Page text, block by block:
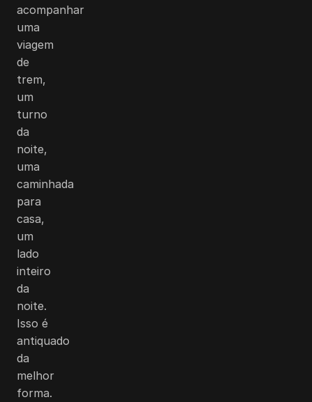
acompanhar
uma
viagem
de
trem,
um
turno
da
noite,
uma
caminhada
para
casa,
um
lado
inteiro
da
noite.
Isso é
antiquado
da
melhor
forma.